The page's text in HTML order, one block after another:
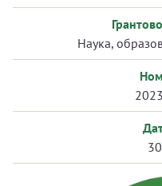
Наука,